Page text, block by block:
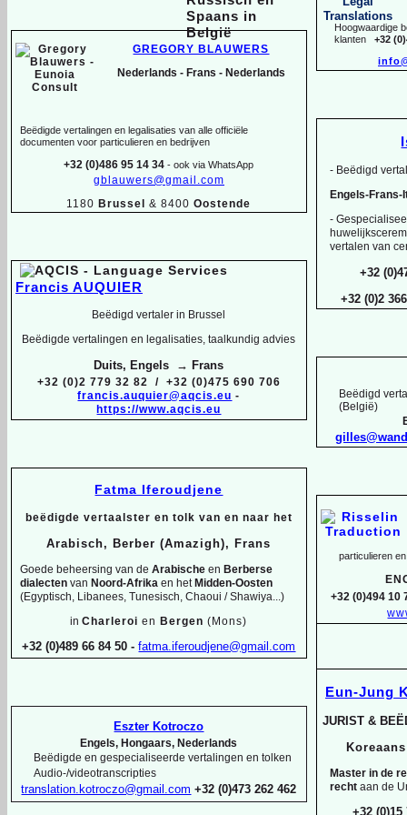
Hoogwaardige
klanten +32
- Beëdigd
Engels-Frans-
-
vertalen van
+32
+32 (0)2
Beëdigd
(België)
particulieren
+32 (0)494 10
Eun-Jung
JURIST &
Master in de
recht aan de
+32 (0)15
GREGORY BLAUWERS
Nederlands - Frans - Nederlands
Beëdigde vertalingen en legalisaties van alle officiële
documenten voor particulieren en bedrijven
+32 (0)486 95 14 34 - ook via WhatsApp
gblauwers@gmail.com
1180Brussel & 8400Oostende
Francis AUQUIER
Beëdigd vertaler in Brussel
Beëdigde vertalingen en legalisaties, taalkundig advies
Duits, Engels → Frans
+32 (0)2 779 32 82 / +32 (0)475 690 706
francis.auquier@aqcis.eu -
https://www.aqcis.eu
Fatma Iferoudjene
beëdigde vertaalster en tolk van en naar het
Arabisch, Berber (Amazigh), Frans
Goede beheersing van de Arabische en Berberse
dialecten van Noord-Afrika en het Midden-Oosten
(Egyptisch, Libanees, Tunesisch, Chaoui / Shawiya...)
inCharleroi en Bergen(Mons)
+32 (0)489 66 84 50 - fatma.iferoudjene@gmail.com
Eszter Kotroczo
Engels, Hongaars, Nederlands
Beëdigde en gespecialiseerde vertalingen en tolken
Audio-/videotranscripties
translation.kotroczo@gmail.com +32 (0)473 262 462